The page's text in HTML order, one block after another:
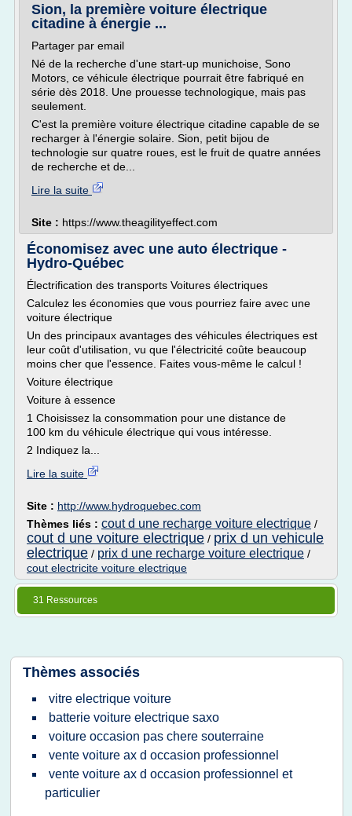
Sion, la première voiture électrique
citadine à énergie ...
Partager par email
Né de la recherche d'une start-up munichoise, Sono
Motors, ce véhicule électrique pourrait être fabriqué en
série dès 2018. Une prouesse technologique, mais pas
seulement.
C'est la première voiture électrique citadine capable de se
recharger à l'énergie solaire. Sion, petit bijou de
technologie sur quatre roues, est le fruit de quatre années
de recherche et de...
Lire la suite
Site : https://www.theagilityeffect.com
Économisez avec une auto électrique -
Hydro-Québec
Électrification des transports Voitures électriques
Calculez les économies que vous pourriez faire avec une
voiture électrique
Un des principaux avantages des véhicules électriques est
leur coût d'utilisation, vu que l'électricité coûte beaucoup
moins cher que l'essence. Faites vous-même le calcul !
Voiture électrique
Voiture à essence
1 Choisissez la consommation pour une distance de
100 km du véhicule électrique qui vous intéresse.
2 Indiquez la...
Lire la suite
Site : http://www.hydroquebec.com
Thèmes liés : cout d une recharge voiture electrique /
cout d une voiture electrique / prix d un vehicule
electrique / prix d une recharge voiture electrique /
cout electricite voiture electrique
31 Ressources
Thèmes associés
vitre electrique voiture
batterie voiture electrique saxo
voiture occasion pas chere souterraine
vente voiture ax d occasion professionnel
vente voiture ax d occasion professionnel et
particulier